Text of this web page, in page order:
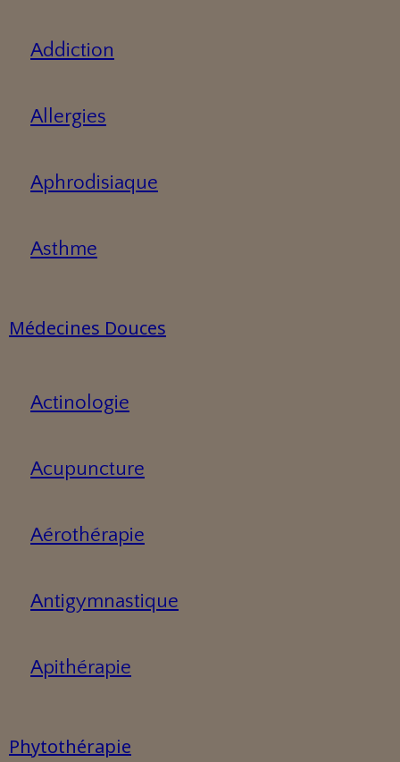
Addiction
Allergies
Aphrodisiaque
Asthme
Médecines Douces
Actinologie
Acupuncture
Aérothérapie
Antigymnastique
Apithérapie
Phytothérapie